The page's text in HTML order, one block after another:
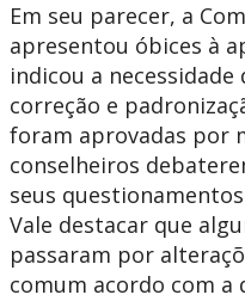
Em seu parecer, a
apresentou óbices à
indicou a
correção e
foram aprovadas por
conselheiros
seus
Vale destacar que
passaram por
comum acordo com